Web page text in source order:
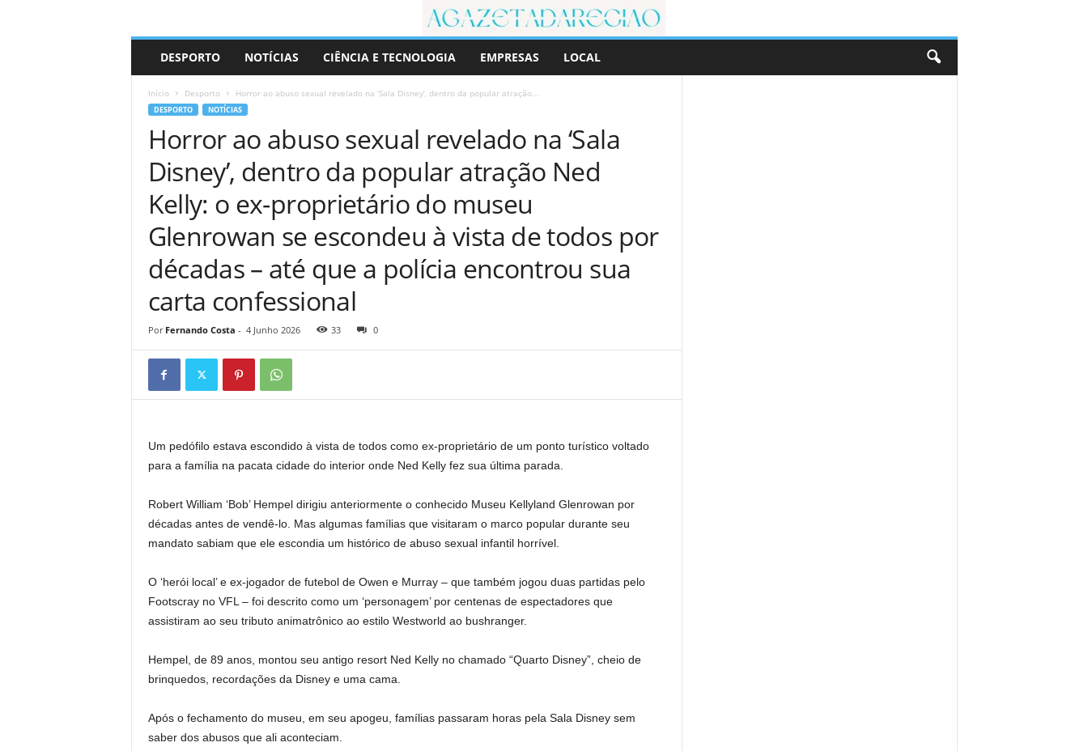
r
DESPORTO NOTÍCIAS CIÊNCIA E TECNOLOGIA EMPRESAS LOCAL
Início Desporto Horror ao abuso sexual revelado na ‘Sala Disney’, dentro da popular atração...
DESPORTO NOTÍCIAS
Horror ao abuso sexual revelado na ‘Sala
Disney’, dentro da popular atração Ned
Kelly: o ex-proprietário do museu
Glenrowan se escondeu à vista de todos por
décadas – até que a polícia encontrou sua
carta confessional
Por Fernando Costa - 4 Junho 2026 33 0
Um pedófilo estava escondido à vista de todos como ex-proprietário de um ponto turístico voltado
para a família na pacata cidade do interior onde Ned Kelly fez sua última parada.
Robert William ‘Bob’ Hempel dirigiu anteriormente o conhecido Museu Kellyland Glenrowan por
décadas antes de vendê-lo. Mas algumas famílias que visitaram o marco popular durante seu
mandato sabiam que ele escondia um histórico de abuso sexual infantil horrível.
O ‘herói local’ e ex-jogador de futebol de Owen e Murray – que também jogou duas partidas pelo
Footscray no VFL – foi descrito como um ‘personagem’ por centenas de espectadores que
assistiram ao seu tributo animatrônico ao estilo Westworld ao bushranger.
Hempel, de 89 anos, montou seu antigo resort Ned Kelly no chamado “Quarto Disney”, cheio de
brinquedos, recordações da Disney e uma cama.
Após o fechamento do museu, em seu apogeu, famílias passaram horas pela Sala Disney sem
saber dos abusos que ali aconteciam.